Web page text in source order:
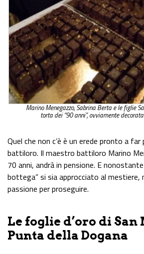
Marino Menegazzo, Sabrina Berta e le figlie
torta dei “90 anni”, ovviamente
Quel che non c’è è un erede pronto a
battiloro. Il maestro battiloro Marino
70 anni, andrà in pensione. E
bottega” si sia approcciato al mestiere,
passione per proseguire.
Le foglie d’oro di San
Punta della Dogana